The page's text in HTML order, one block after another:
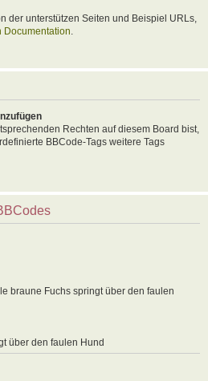
der unterstützen Seiten und Beispiel URLs,
Documentation.
Rechten auf diesem Board bist,
BBCode-Tags weitere Tags
braune Fuchs springt über den faulen
über den faulen Hund